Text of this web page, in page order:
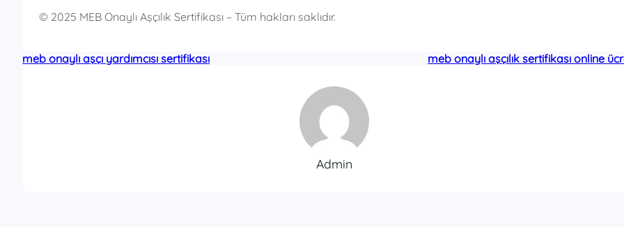
© 2025 MEB Onaylı Aşçılık Sertifikası – Tüm hakları saklıdır.
meb onaylı aşçı yardımcısı sertifikası meb onaylı aşçılık sertifikası online
Admin